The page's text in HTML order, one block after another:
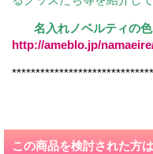
名入れノベルティの
http://ameblo.jp/
この商品を検討された方